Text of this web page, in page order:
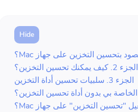
الجزء 2. كيف يمكنك تحسين التخزين؟
الجزء 3. سلبيات تحسين أداة التخزين